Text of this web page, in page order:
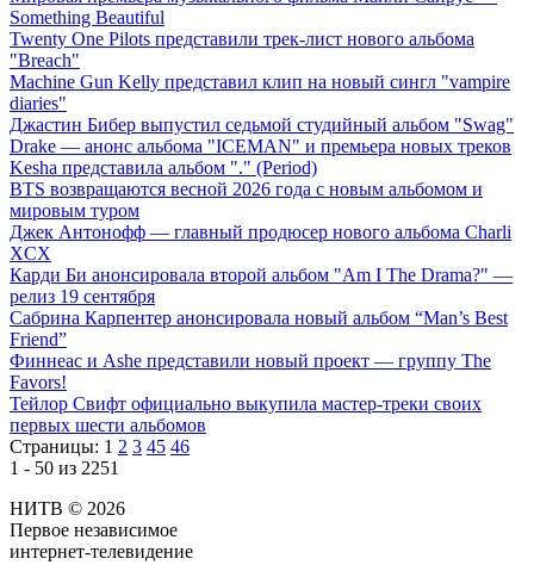
Something Beautiful
Twenty One Pilots представили трек-лист нового альбома
"Breach"
Machine Gun Kelly представил клип на новый сингл "vampire
diaries"
Джастин Бибер выпустил седьмой студийный альбом "Swag"
Drake — анонс альбома "ICEMAN" и премьера новых треков
Kesha представила альбом "." (Period)
BTS возвращаются весной 2026 года с новым альбомом и
мировым туром
Джек Антонофф — главный продюсер нового альбома Charli
XCX
Карди Би анонсировала второй альбом "Am I The Drama?" —
релиз 19 сентября
Сабрина Карпентер анонсировала новый альбом “Man’s Best
Friend”
Финнеас и Ashe представили новый проект — группу The
Favors!
Тейлор Свифт официально выкупила мастер-треки своих
первых шести альбомов
Страницы: 1 2 3 45 46
1 - 50 из 2251
НИТВ © 2026
Первое независимое
интернет-телевидение